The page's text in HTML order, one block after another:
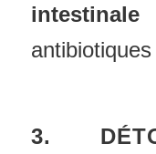
intestinale
3.